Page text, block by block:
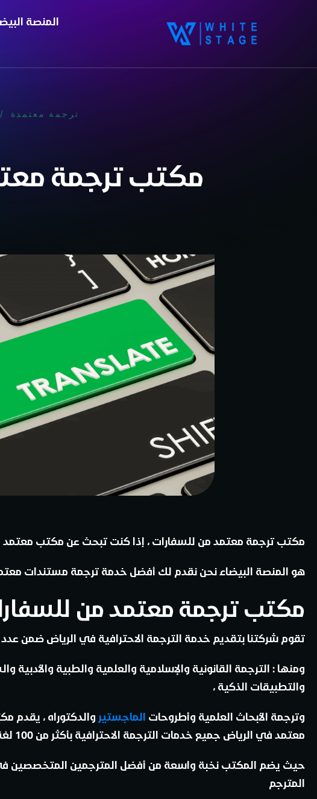
المنصة
ترجمة معتمدة /
مكتب ترجمة
مكتب ترجمة معتمد من للسفارات ، إذا كنت تبحث عن مكتب معتمد
هو المنصة البيضاء نحن نقدم لك أفضل خدمة ترجمة مستندات
مكتب ترجمة معتمد من
تقوم شركتنا بتقديم خدمة الترجمة الاحترافية في الرياض ضمن عدد
ومنها : الترجمة القانونية والإسلامية والعلمية والطبية والأدبية
والتطبيقات الذكية ،
وترجمة الأبحاث العلمية وأطروحات الماجستير والدكتوراه ، يقدم
معتمد في الرياض جميع خدمات الترجمة الاحترافية بأكثر من 100 لغة حول العالم ،
حيث يضم المكتب نخبة واسعة من أفضل المترجمين المتخصصين في
المترجم